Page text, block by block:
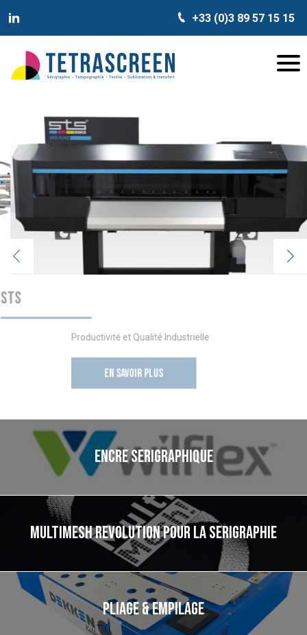
TETRASCREEN
+33 (0)3 89 57 15 15
Tetrascreen
STS
Productivité et Qualité Industrielle
EN SAVOIR PLUS
ENCRE SERIGRAPHIQUE
MULTIMESH REVOLUTION POUR LA SERIGRAPHIE
PLIAGE & EMPILAGE